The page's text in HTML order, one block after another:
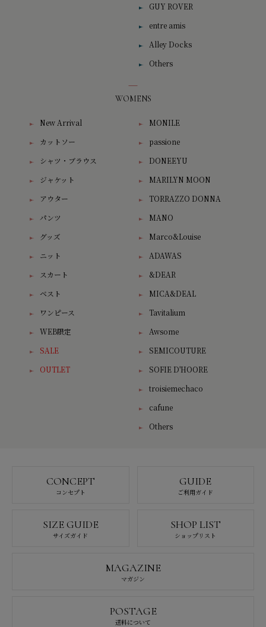
GUY ROVER
entre amis
Alley Docks
Others
WOMENS
New Arrival
カットソー
シャツ・ブラウス
ジャケット
アウター
パンツ
グッズ
ニット
スカート
ベスト
ワンピース
WEB限定
SALE
OUTLET
MONILE
passione
DONEEYU
MARILYN MOON
TORRAZZO DONNA
MANO
Marco&Louise
ADAWAS
&DEAR
MICA&DEAL
Tavitalium
Awsome
SEMICOUTURE
SOFIE D'HOORE
troisiemechaco
cafune
Others
CONCEPT
コンセプト
GUIDE
ご利用ガイド
SIZE GUIDE
サイズガイド
SHOP LIST
ショップリスト
MAGAZINE
マガジン
POSTAGE
送料について